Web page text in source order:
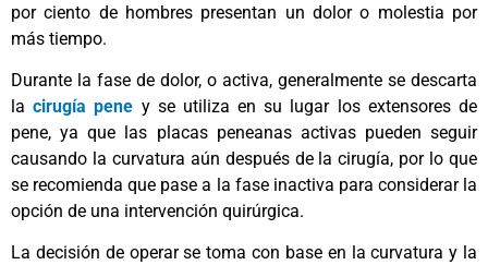
por ciento de hombres presentan un dolor o molestia por
más tiempo.
Durante la fase de dolor, o activa, generalmente se descarta
lacirugía pene y se utiliza en su lugar los extensores de
pene, ya que las placas peneanas activas pueden seguir
causando la curvatura aún después de la cirugía, por lo que
se recomienda que pase a la fase inactiva para considerar la
opción de una intervención quirúrgica.
La decisión de operar se toma con base en la curvatura y la